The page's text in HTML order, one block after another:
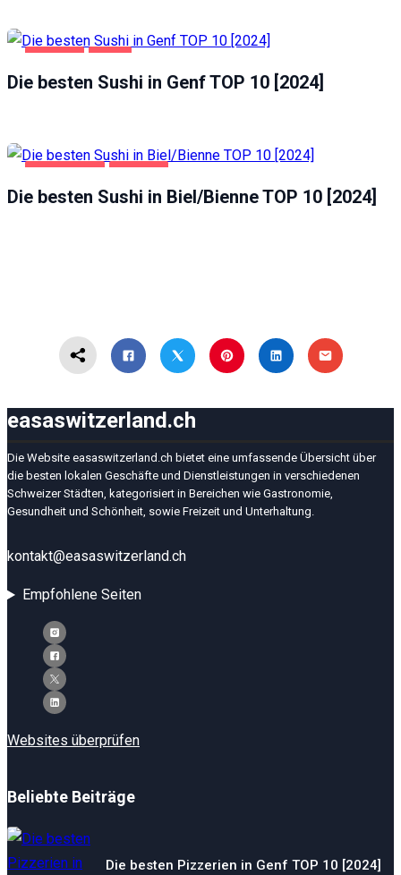
Die besten Sushi in Genf TOP 10 [2024]
Die besten Sushi in Biel/Bienne TOP 10 [2024]
easaswitzerland.ch
Die Website easaswitzerland.ch bietet eine umfassende Übersicht über
die besten lokalen Geschäfte und Dienstleistungen in verschiedenen
Schweizer Städten, kategorisiert in Bereichen wie Gastronomie,
Gesundheit und Schönheit, sowie Freizeit und Unterhaltung.
kontakt@easaswitzerland.ch
Empfohlene Seiten
Websites überprüfen
Beliebte Beiträge
Die besten Pizzerien in Genf TOP 10 [2024]